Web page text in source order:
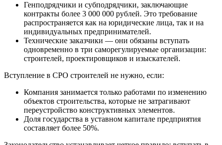
Генподрядчики и субподрядчики, заключающие
контракты более 3 000 000 рублей. Это требование
распространяется как на юридические лица, так и на
индивидуальных предпринимателей.
Технические заказчики — они обязаны вступать
одновременно в три саморегулируемые организации:
строителей, проектировщиков и изыскателей.
Вступление в СРО строителей не нужно, если:
Компания занимается только работами по изменению
объектов строительства, которые не затрагивают
переустройство конструктивных элементов.
Доля государства в уставном капитале предприятия
составляет более 50%.